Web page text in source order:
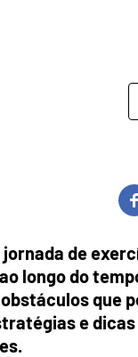
de
longo do
que
e